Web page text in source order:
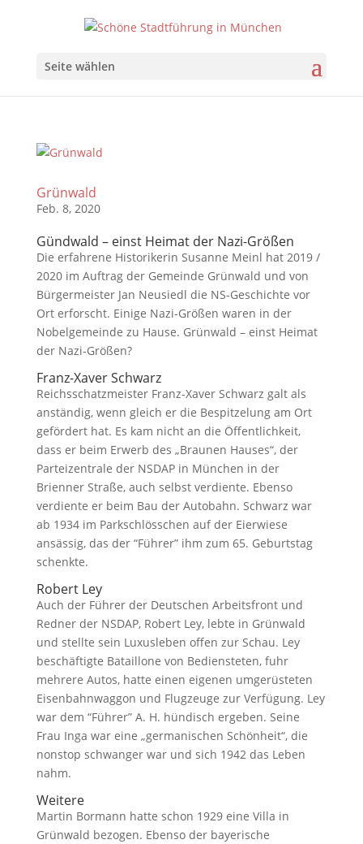
Seite wählen
Grünwald
Feb. 8, 2020
Gündwald – einst Heimat der Nazi-Größen
Die erfahrene Historikerin Susanne Meinl hat 2019 /
2020 im Auftrag der Gemeinde Grünwald und von
Bürgermeister Jan Neusiedl die NS-Geschichte vor
Ort erforscht. Einige Nazi-Größen waren in der
Nobelgemeinde zu Hause. Grünwald – einst Heimat
der Nazi-Größen?
Franz-Xaver Schwarz
Reichsschatzmeister Franz-Xaver Schwarz galt als
anständig, wenn gleich er die Bespitzelung am Ort
gefördert hat. Es kam nicht an die Öffentlichkeit,
dass er beim Erwerb des „Braunen Hauses“, der
Parteizentrale der NSDAP in München in der
Brienner Straße, auch selbst verdiente. Ebenso
verdiente er beim Bau der Autobahn. Schwarz war
ab 1934 im Parkschlösschen auf der Eierwiese
ansässig, das der “Führer” ihm zum 65. Geburtstag
schenkte.
Robert Ley
Auch der Führer der Deutschen Arbeitsfront und
Redner der NSDAP, Robert Ley, lebte in Grünwald
und stellte sein Luxusleben offen zur Schau. Ley
beschäftigte Bataillone von Bediensteten, fuhr
mehrere Autos, hatte einen eigenen umgerüsteten
Eisenbahnwaggon und Flugzeuge zur Verfügung. Ley
war dem “Führer” A. H. hündisch ergeben. Seine
Frau Inga war eine „germanischen Schönheit“, die
nonstop schwanger war und sich 1942 das Leben
nahm.
Weitere
Martin Bormann hatte schon 1929 eine Villa in
Grünwald bezogen. Ebenso der bayerische